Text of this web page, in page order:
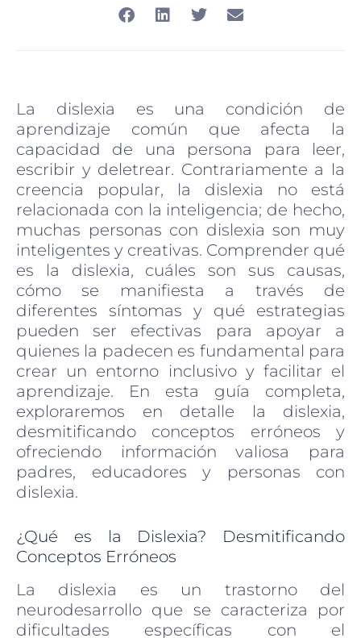
La dislexia es una condición de
aprendizaje común que afecta la
capacidad de una persona para leer,
escribir y deletrear. Contrariamente a la
creencia popular, la dislexia no está
relacionada con la inteligencia; de hecho,
muchas personas con dislexia son muy
inteligentes y creativas. Comprender qué
es la dislexia, cuáles son sus causas,
cómo se manifiesta a través de
diferentes síntomas y qué estrategias
pueden ser efectivas para apoyar a
quienes la padecen es fundamental para
crear un entorno inclusivo y facilitar el
aprendizaje. En esta guía completa,
exploraremos en detalle la dislexia,
desmitificando conceptos erróneos y
ofreciendo información valiosa para
padres, educadores y personas con
dislexia.
¿Qué es la Dislexia? Desmitificando
Conceptos Erróneos
La dislexia es un trastorno del
neurodesarrollo que se caracteriza por
dificultades específicas con el